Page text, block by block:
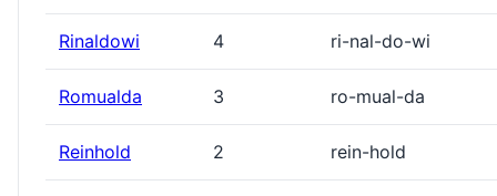
Rinaldowi 4 ri-nal-do-wi
Romualda 3 ro-mual-da
Reinhold 2 rein-hold